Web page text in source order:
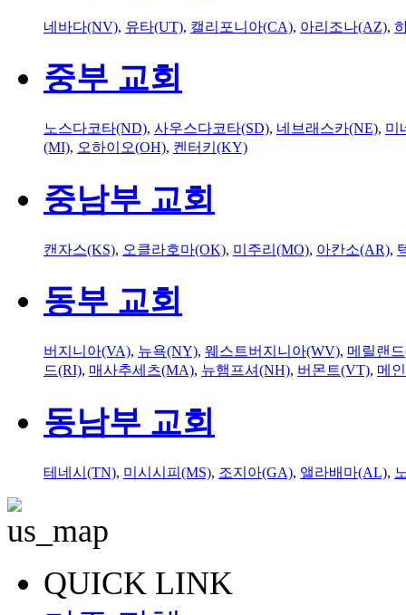
네바다(NV), 유타(UT), 캘리포니아(CA), 아리조나(AZ),
중부 교회
노스다코타(ND), 사우스다코타(SD), 네브래스카(NE), 미
(MI), 오하이오(OH), 켄터키(KY)
중남부 교회
캔자스(KS), 오클라호마(OK), 미주리(MO), 아칸소(AR),
동부 교회
버지니아(VA), 뉴욕(NY), 웨스트버지니아(WV), 메릴랜
드(RI), 매사추세츠(MA), 뉴햄프셔(NH), 버몬트(VT), 메
동남부 교회
테네시(TN), 미시시피(MS), 조지아(GA), 앨라배마(AL),
QUICK LINK